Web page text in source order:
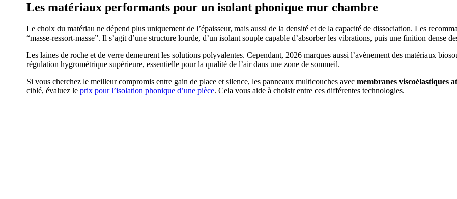
Les matériaux performants pour un isolant phonique mur chambre
Le choix du matériau ne dépend plus uniquement de l’épaisseur, mais aussi de la densité et de la capacité de dissociation. Les
“masse-ressort-masse”. Il s’agit d’une structure lourde, d’un isolant souple capable d’absorber les vibrations, puis une finition dense
Les laines de roche et de verre demeurent les solutions polyvalentes. Cependant, 2026 marques aussi l’avènement des matériaux
régulation hygrométrique supérieure, essentielle pour la qualité de l’air dans une zone de sommeil.
Si vous cherchez le meilleur compromis entre gain de place et silence, les panneaux multicouches avec membranes viscoélastiques
ciblé, évaluez le prix pour l’isolation phonique d’une pièce. Cela vous aide à choisir entre ces différentes technologies.